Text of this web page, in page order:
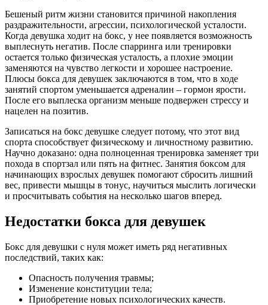
Бешеный ритм жизни становится причиной накопления
раздражительности, агрессии, психологической усталости.
Когда девушка ходит на бокс, у нее появляется возможность
выплеснуть негатив. После спарринга или тренировки
остается только физическая усталость, а плохие эмоции
заменяются на чувство легкости и хорошее настроение.
Плюсы бокса для девушек заключаются в том, что в ходе
занятий спортом уменьшается адреналин – гормон ярости.
После его выплеска организм меньше подвержен стрессу и
нацелен на позитив.
Записаться на бокс девушке следует потому, что этот вид
спорта способствует физическому и личностному развитию.
Научно доказано: одна полноценная тренировка заменяет три
похода в спортзал или пять на фитнес. Занятия боксом для
начинающих взрослых девушек помогают сбросить лишний
вес, привести мышцы в тонус, научиться мыслить логически
и просчитывать события на несколько шагов вперед.
Недостатки бокса для девушек
Бокс для девушки с нуля может иметь ряд негативных
последствий, таких как:
Опасность получения травмы;
Изменение конституции тела;
Приобретение новых психологических качеств.